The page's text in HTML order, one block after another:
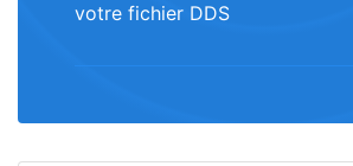
votre fichier DDS